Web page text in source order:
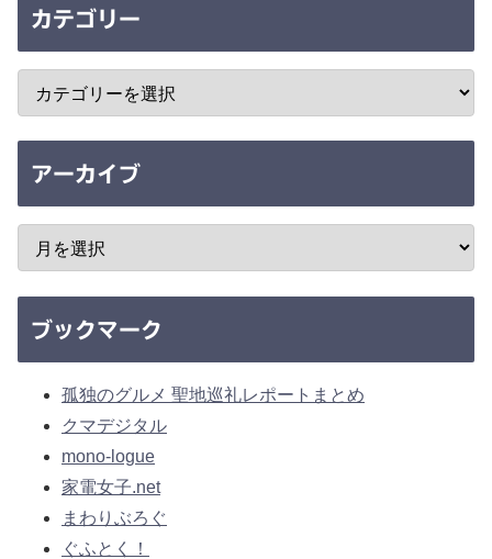
カテゴリー
アーカイブ
ブックマーク
孤独のグルメ 聖地巡礼レポートまとめ
クマデジタル
mono-logue
家電女子.net
まわりぶろぐ
ぐふとく！